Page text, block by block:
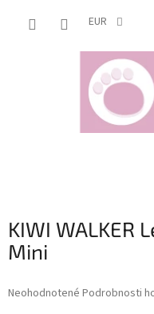
EUR
KIWI WALKER
Mini
Priemerné
Neohodnotené Podrobnosti